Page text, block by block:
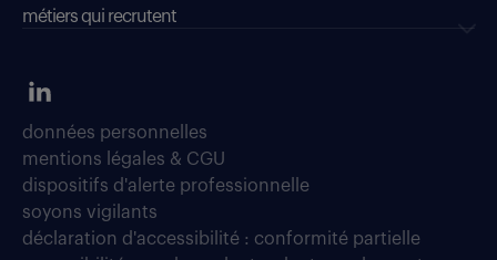
métiers qui recrutent
données personnelles
mentions légales & CGU
dispositifs d'alerte professionnelle
soyons vigilants
déclaration d'accessibilité : conformité partielle